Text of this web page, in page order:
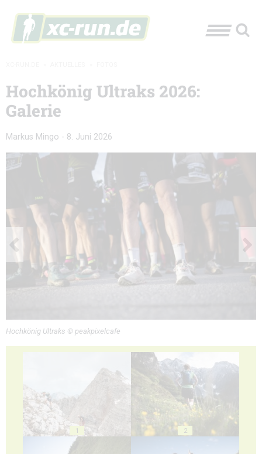
Hochkönig Ultraks 2026:
Galerie
Markus Mingo - 8. Juni 2026
Hochkönig Ultraks © peakpixelcafe
1 2